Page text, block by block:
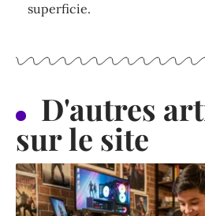
superficie.
D'autres
sur le site